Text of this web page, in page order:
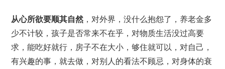
从心所欲要顺其自然 ，对外界，没什么抱怨了，养老金多
少不计较，孩子是否常来不在乎，对物质生活没过高要
求，能吃好就行，房子不在大小，够住就可以，对自己，
有兴趣的事，就去做，对别人的看法不顾忌，对身体的衰